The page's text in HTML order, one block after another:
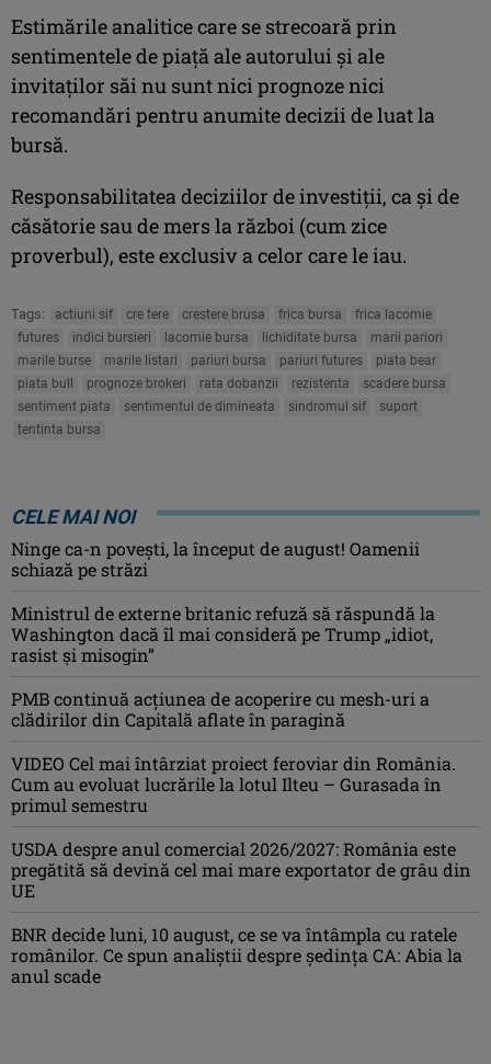
Estimările analitice care se strecoară prin
sentimentele de piaţă ale autorului şi ale
invitaţilor săi nu sunt nici prognoze nici
recomandări pentru anumite decizii de luat la
bursă.
Responsabilitatea deciziilor de investiţii, ca şi de
căsătorie sau de mers la război (cum zice
proverbul), este exclusiv a celor care le iau.
Tags: actiuni sif cre tere crestere brusa frica bursa
frica lacomie
futures
indici bursieri lacomie bursa lichiditate bursa
marii pariori
marile burse
marile listari pariuri bursa pariuri futures
piata bear
piata bull
prognoze brokeri rata dobanzii rezistenta
scadere bursa
sentiment piata
sentimentul de dimineata sindromul sif
suport
tentinta bursa
CELE MAI NOI
Ninge ca-n povești, la început de august! Oamenii
schiază pe străzi
Ministrul de externe britanic refuză să răspundă la
Washington dacă îl mai consideră pe Trump „idiot,
rasist şi misogin”
PMB continuă acțiunea de acoperire cu mesh-uri a
clădirilor din Capitală aflate în paragină
VIDEO Cel mai întârziat proiect feroviar din România.
Cum au evoluat lucrările la lotul Ilteu – Gurasada în
primul semestru
USDA despre anul comercial 2026/2027: România este
pregătită să devină cel mai mare exportator de grâu din
UE
BNR decide luni, 10 august, ce se va întâmpla cu ratele
românilor. Ce spun analiștii despre ședința CA: Abia la
anul scade